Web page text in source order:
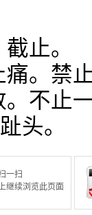
止。
。禁
不止
头。
一扫
继续浏览此页面